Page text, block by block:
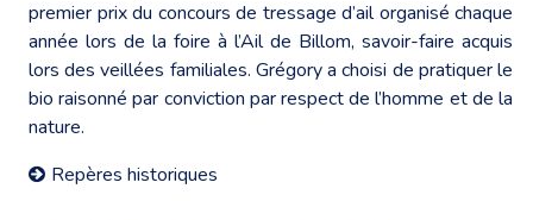
premier prix du concours de tressage d’ail organisé chaque
année lors de la foire à l’Ail de Billom, savoir-faire acquis
lors des veillées familiales. Grégory a choisi de pratiquer le
bio raisonné par conviction par respect de l’homme et de la
nature.
Repères historiques